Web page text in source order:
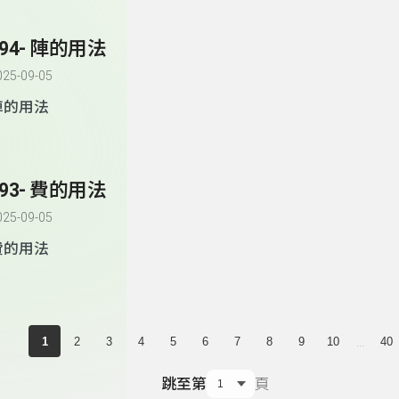
陣的用法
09-05
的用法
費的用法
09-05
的用法
1 2 3 4 5 6 7 8 9 10 40
跳至第 頁